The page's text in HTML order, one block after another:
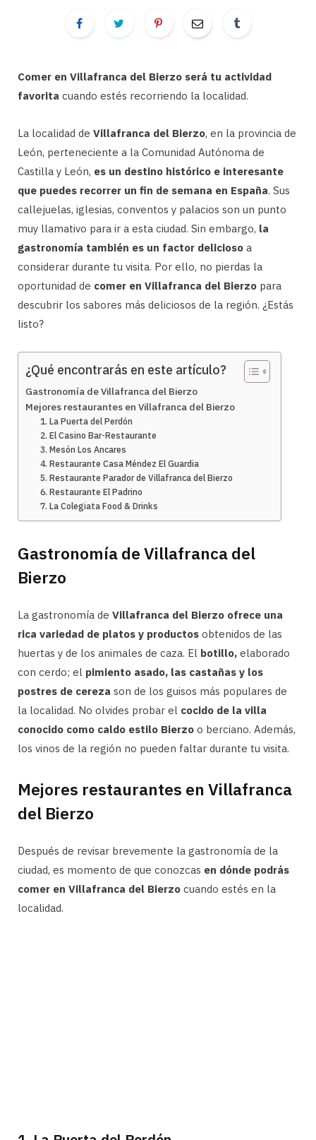
Comer en Villafranca del Bierzo será tu actividad
favorita cuando estés recorriendo la localidad.
La localidad de Villafranca del Bierzo, en la provincia de
León, perteneciente a la Comunidad Autónoma de
Castilla y León, es un destino histórico e interesante
que puedes recorrer un fin de semana en España. Sus
callejuelas, iglesias, conventos y palacios son un punto
muy llamativo para ir a esta ciudad. Sin embargo, la
gastronomía también es un factor delicioso a
considerar durante tu visita. Por ello, no pierdas la
oportunidad de comer en Villafranca del Bierzo para
descubrir los sabores más deliciosos de la región. ¿Estás
listo?
¿Qué encontrarás en este artículo?
Gastronomía de Villafranca del Bierzo
Mejores restaurantes en Villafranca del Bierzo
1. La Puerta del Perdón
2. El Casino Bar-Restaurante
3. Mesón Los Ancares
4. Restaurante Casa Méndez El Guardia
5. Restaurante Parador de Villafranca del Bierzo
6. Restaurante El Padrino
7. La Colegiata Food & Drinks
Gastronomía de Villafranca del
Bierzo
La gastronomía de Villafranca del Bierzo ofrece una
rica variedad de platos y productos obtenidos de las
huertas y de los animales de caza. El botillo, elaborado
con cerdo; el pimiento asado, las castañas y los
postres de cereza son de los guisos más populares de
la localidad. No olvides probar el cocido de la villa
conocido como caldo estilo Bierzo o berciano. Además,
los vinos de la región no pueden faltar durante tu visita.
Mejores restaurantes en Villafranca
del Bierzo
Después de revisar brevemente la gastronomía de la
ciudad, es momento de que conozcas en dónde podrás
comer en Villafranca del Bierzo cuando estés en la
localidad.